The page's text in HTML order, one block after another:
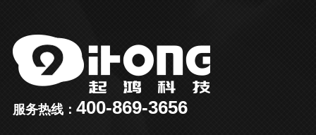
服务热线： 400-869-3656